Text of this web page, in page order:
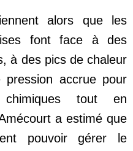
alors que les
font face à des
à des pics de chaleur
accrue pour
tout en
a estimé que
pouvoir gérer le